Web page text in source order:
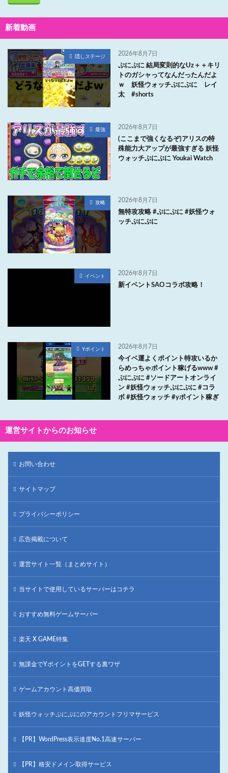
新着動画
隠しステージ 2026年8月7日
ぷにぷに 結局変則的なUz＋＋キリ
トのガシャってなんだったんだよ
ｗ 妖怪ウォッチぷにぷに レイ
太 #shorts
最強 2026年8月7日
(ここまで強くなるぞ)アリスの特
殊能力大アップが最強すぎる 妖怪
ウォッチぷにぷに Youkai Watch
攻略 2026年8月7日
無特攻攻略 #ぷにぷに #妖怪ウォ
ッチぷにぷに
イベント 2026年8月7日
新イベントSAOコラボ攻略！
Yポイント 2026年8月7日
今イベ運よくポイント特攻いるか
らめっちゃポイント稼げるwww #
ぷにぷに #ソードアートオンライ
ン #妖怪ウォッチぷにぷに #コラ
ボ #妖怪ウォッチ #yポイント稼ぎ
運営サイトからのお知らせ
お問い合わせ
サイトマップ
プライバシーポリシー
広告掲載について
運営サイト一覧（まとめサイト）
当サイトで使用しているサーバーはコチラ
おすすめ無料ゲームサーバー
楽天 X GAME特集
無課金でYポイントをGETする裏ワザ
ゲームアカウント高価買取
妖怪ウォッチぷにぷにのアカウントフリマサービス
【PR】WordPress表示速度No.1高速サーバー
【PR】格安ドメイン取得サービス